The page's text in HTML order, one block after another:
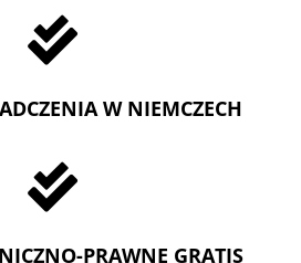

W NIEMCZECH

PRAWNE GRATIS